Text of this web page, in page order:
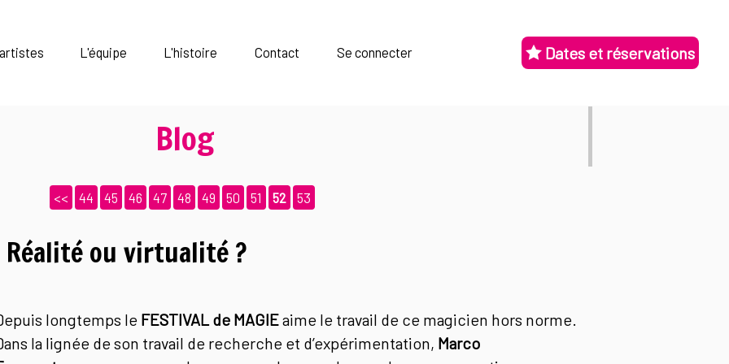
L'équipe L'histoire Contact Se connecter Dates et réservations
Blog
<< 44 45 46 47 48 49 50 51 52 53
Réalité ou virtualité ?
longtemps le FESTIVAL de MAGIEaime le travail de ce magicien hors norme.
la lignée de son travail de recherche et d’expérimentation, Marco